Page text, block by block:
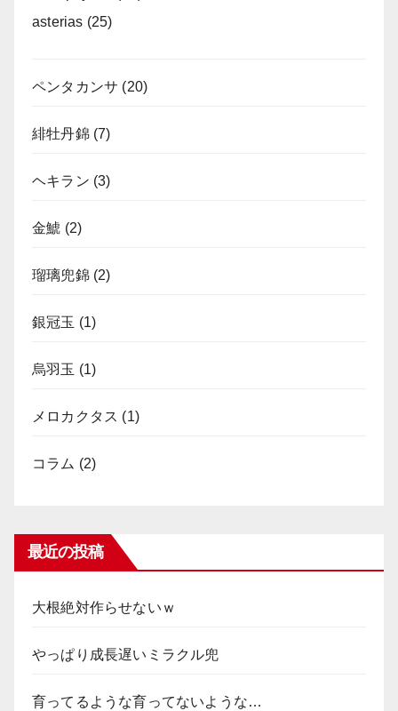
asterias (25)
ペンタカンサ (20)
緋牡丹錦(7)
ヘキラン (3)
金鯱 (2)
瑠璃兜錦(2)
銀冠玉 (1)
烏羽玉 (1)
メロカクタス (1)
コラム (2)
最近の投稿
大根絶対作らせないｗ
やっぱり成長遅いミラクル兜
育ってるような育ってないような…